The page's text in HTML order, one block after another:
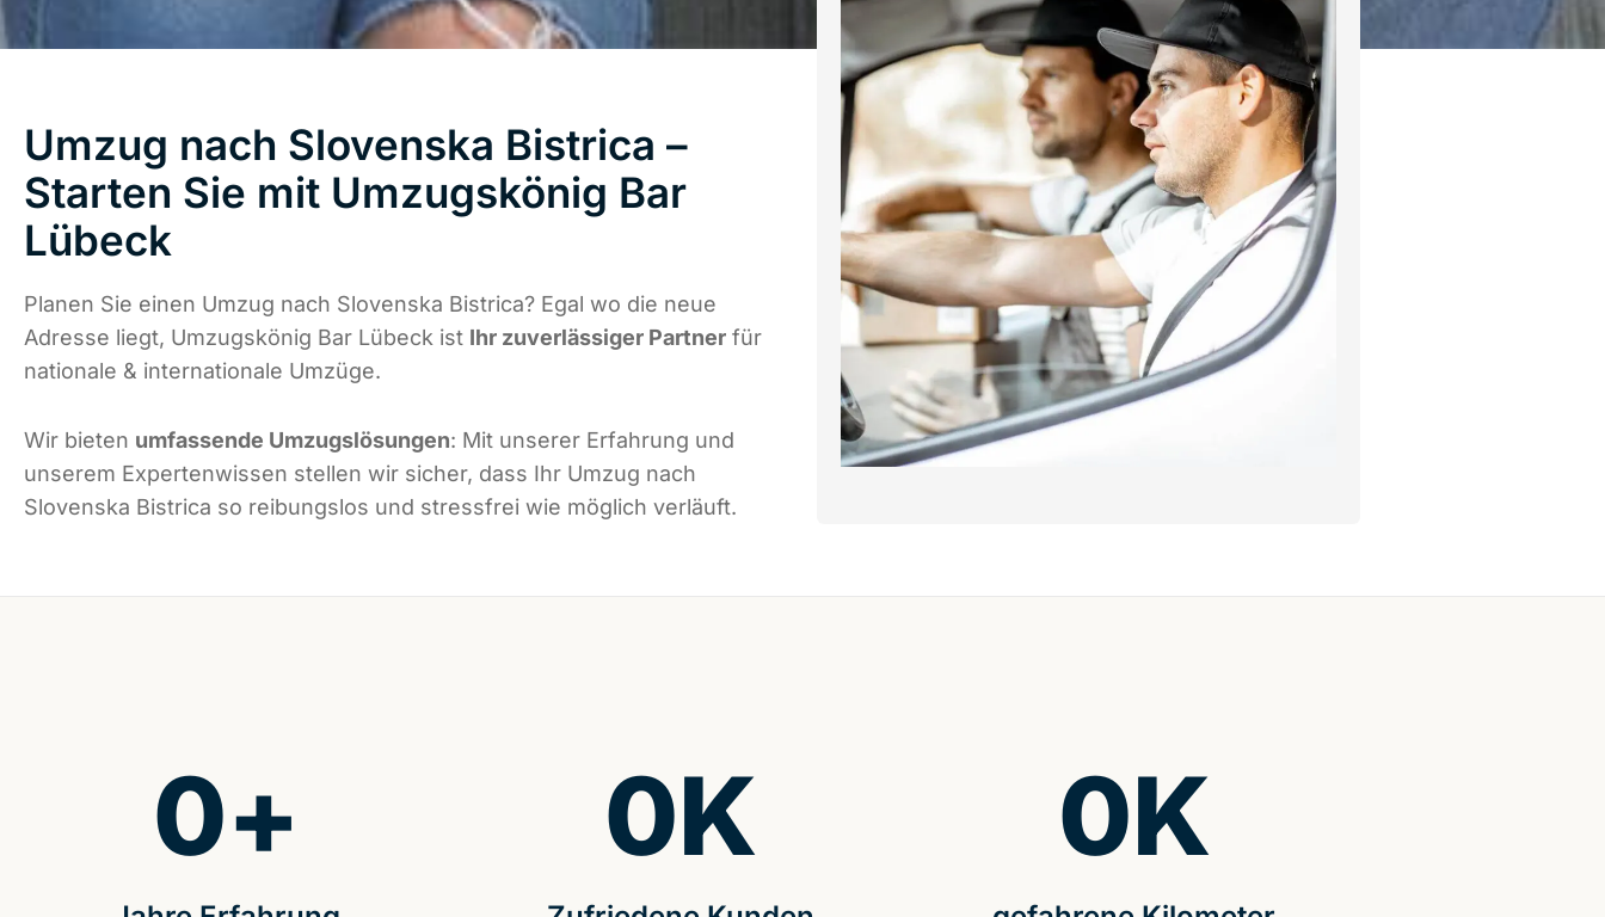
Umzug nach Slovenska Bistrica –
Starten Sie mit Umzugskönig Bar
Lübeck
Planen Sie einen Umzug nach Slovenska Bistrica? Egal wo die neue
Adresse liegt, Umzugskönig Bar Lübeck ist Ihr zuverlässiger Partner für
nationale & internationale Umzüge.
Wir bieten umfassende Umzugslösungen: Mit unserer Erfahrung und
unserem Expertenwissen stellen wir sicher, dass Ihr Umzug nach
Slovenska Bistrica so reibungslos und stressfrei wie möglich verläuft.
0+ 0K 0K